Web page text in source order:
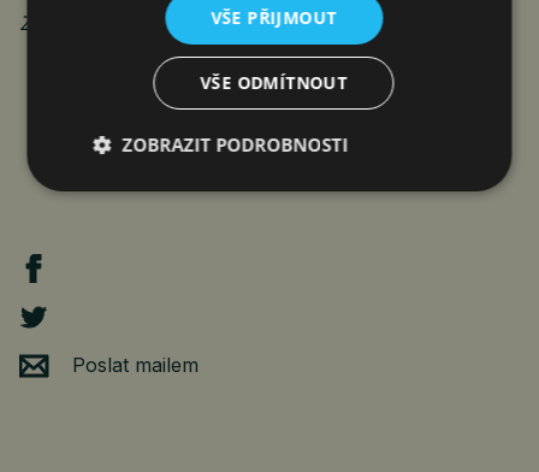
Zdroj: Spolek pro efektivní železnici
Poslat mailem
VŠE PŘIJMOUT
VŠE ODMÍTNOUT
ZOBRAZIT PODROBNOSTI